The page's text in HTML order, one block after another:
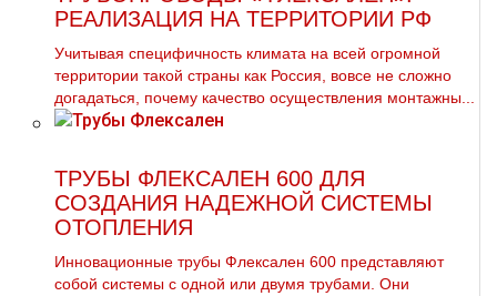
РЕАЛИЗАЦИЯ НА ТЕРРИТОРИИ РФ
Учитывая специфичность климата на всей огромной
территории такой страны как Россия, вовсе не сложно
догадаться, почему качество осуществления монтажны...
ТРУБЫ ФЛЕКСАЛЕН 600 ДЛЯ
СОЗДАНИЯ НАДЕЖНОЙ СИСТЕМЫ
ОТОПЛЕНИЯ
Инновационные трубы Флексален 600 представляют
собой системы с одной или двумя трубами. Они